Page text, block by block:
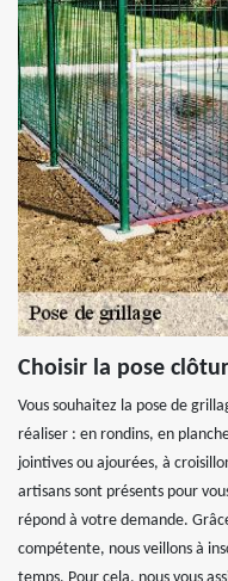
Choisir la pose
Vous souhaitez la pose de
réaliser : en rondins, en
jointives ou ajourées, à
artisans sont présents pour
répond à votre demande.
compétente, nous veillons à